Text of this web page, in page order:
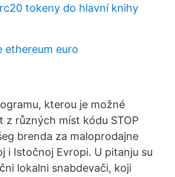
tokeny do hlavní knihy
ethereum euro
kterou je možné
z různých míst kódu STOP
brenda za maloprodajne
i Istočnoj Evropi. U pitanju su
lokalni snabdevači, koji